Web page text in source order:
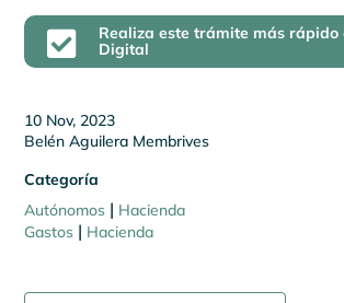

Realiza este trámite más rápido
Digital
10 Nov, 2023
Belén Aguilera Membrives
Categoría
Autónomos | Hacienda
Gastos | Hacienda